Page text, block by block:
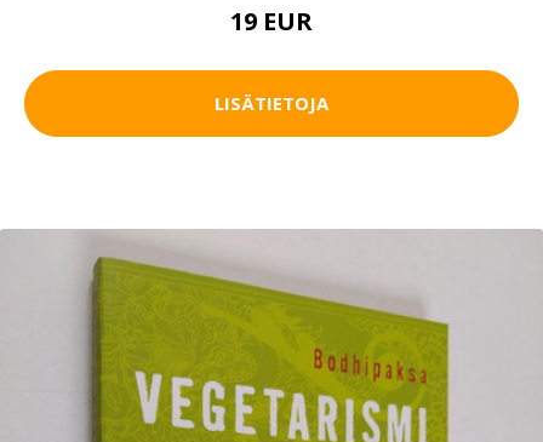
19 EUR
LISÄTIETOJA